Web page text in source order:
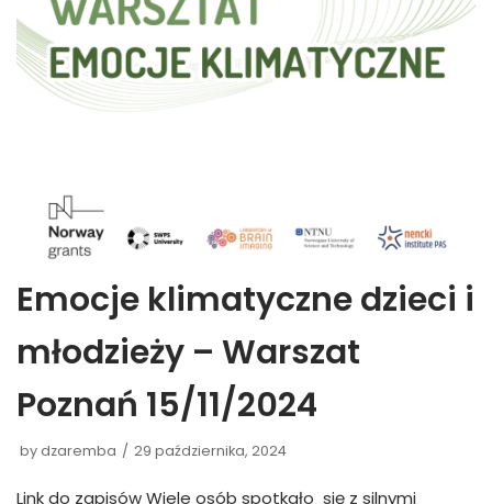
Emocje klimatyczne dzieci i
młodzieży – Warszat
Poznań 15/11/2024
by dzaremba 29 października, 2024
Link do zapisów Wiele osób spotkało się z silnymi